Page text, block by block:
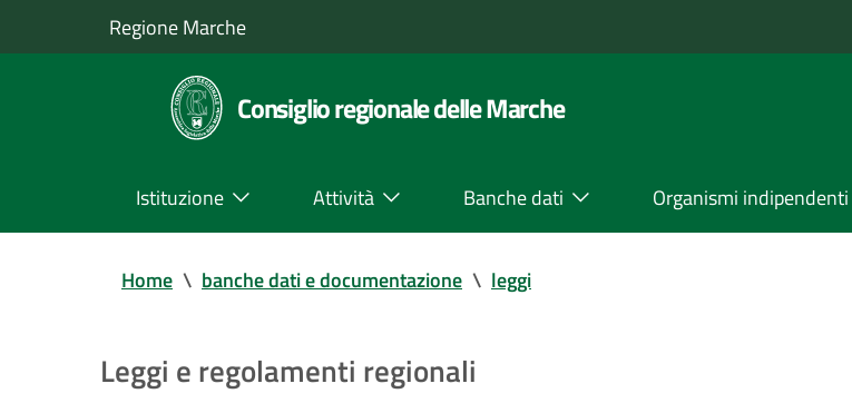
Regione Marche
Consiglio regionale delle Marche
Istituzione Attività Banche dati Organismi indipendenti
Home \ banche dati e documentazione \ leggi
Leggi e regolamenti regionali